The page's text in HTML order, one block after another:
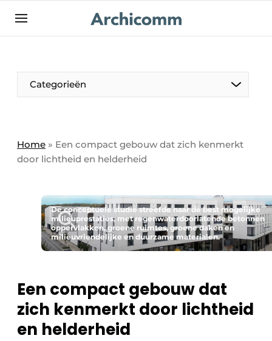
NL be-FR
Categorieën
Meet theArchitect.
Home » Een compact gebouw dat zich kenmerkt
door lichtheid en helderheid
De conceptuele studie streefde naar de best mogelijke
milieuprestaties, met regenwaterdoorlatende betonnen
oppervlakken, groene ruimtes, groene daken en
milieuvriendelijke en duurzame materialen.
Een compact gebouw dat
zich kenmerkt door lichtheid
en helderheid